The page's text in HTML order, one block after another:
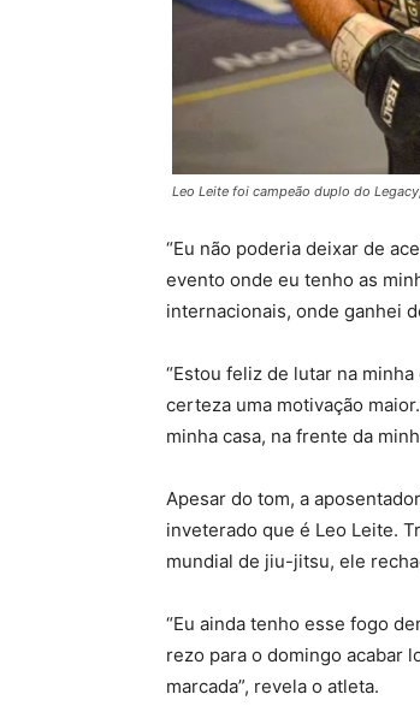
Leo Leite foi campeão duplo do
“Eu não poderia deixar de
evento onde eu tenho as
internacionais, onde ganhei
“Estou feliz de lutar na
certeza uma motivação
minha casa, na frente da
Apesar do tom, a
inveterado que é Leo Leite.
mundial de jiu-jitsu, ele
“Eu ainda tenho esse fogo
rezo para o domingo acabar
marcada”, revela o atleta.